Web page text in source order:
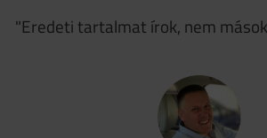
"Eredeti tartalmat írok, nem